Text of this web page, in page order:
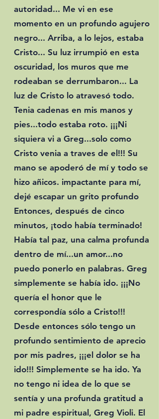
autoridad... Me vi en ese
momento en un profundo agujero
negro... Arriba, a lo lejos, estaba
Cristo... Su luz irrumpió en esta
oscuridad, los muros que me
rodeaban se derrumbaron... La
luz de Cristo lo atravesó todo.
Tenia cadenas en mis manos y
pies...todo estaba roto. ¡¡¡Ni
siquiera vi a Greg...solo como
Cristo venia a traves de el!!! Su
mano se apoderó de mí y todo se
hizo añicos. impactante para mí,
dejé escapar un grito profundo
Entonces, después de cinco
minutos, ¡todo había terminado!
Había tal paz, una calma profunda
dentro de mí...un amor...no
puedo ponerlo en palabras. Greg
simplemente se había ido. ¡¡¡No
quería el honor que le
correspondía sólo a Cristo!!!
Desde entonces sólo tengo un
profundo sentimiento de aprecio
por mis padres, ¡¡¡el dolor se ha
ido!!! Simplemente se ha ido. Ya
no tengo ni idea de lo que se
sentía y una profunda gratitud a
mi padre espiritual, Greg Violi. El